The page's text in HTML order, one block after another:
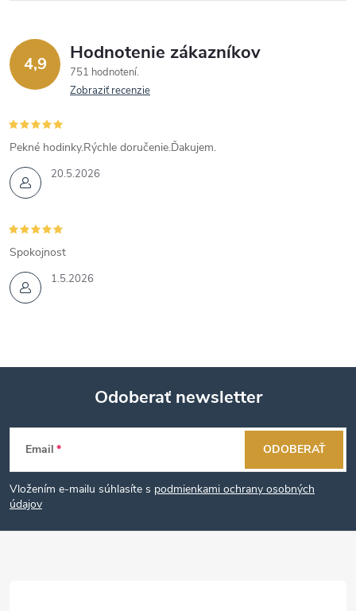
4,9 Hodnotenie zákazníkov
751 hodnotení
Zobraziť recenzie
20.5.2026
Pekné hodinky.Rýchle doručenie.Ďakujem.
1.5.2026
Spokojnost
Z
á
p
Odoberať newsletter
Email
Vložením e-mailu súhlasíte s podmienkami ochrany osobných
údajov
ODOBERAŤ